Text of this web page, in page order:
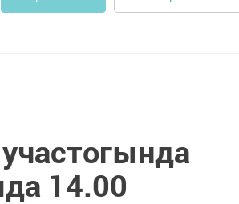
14.00